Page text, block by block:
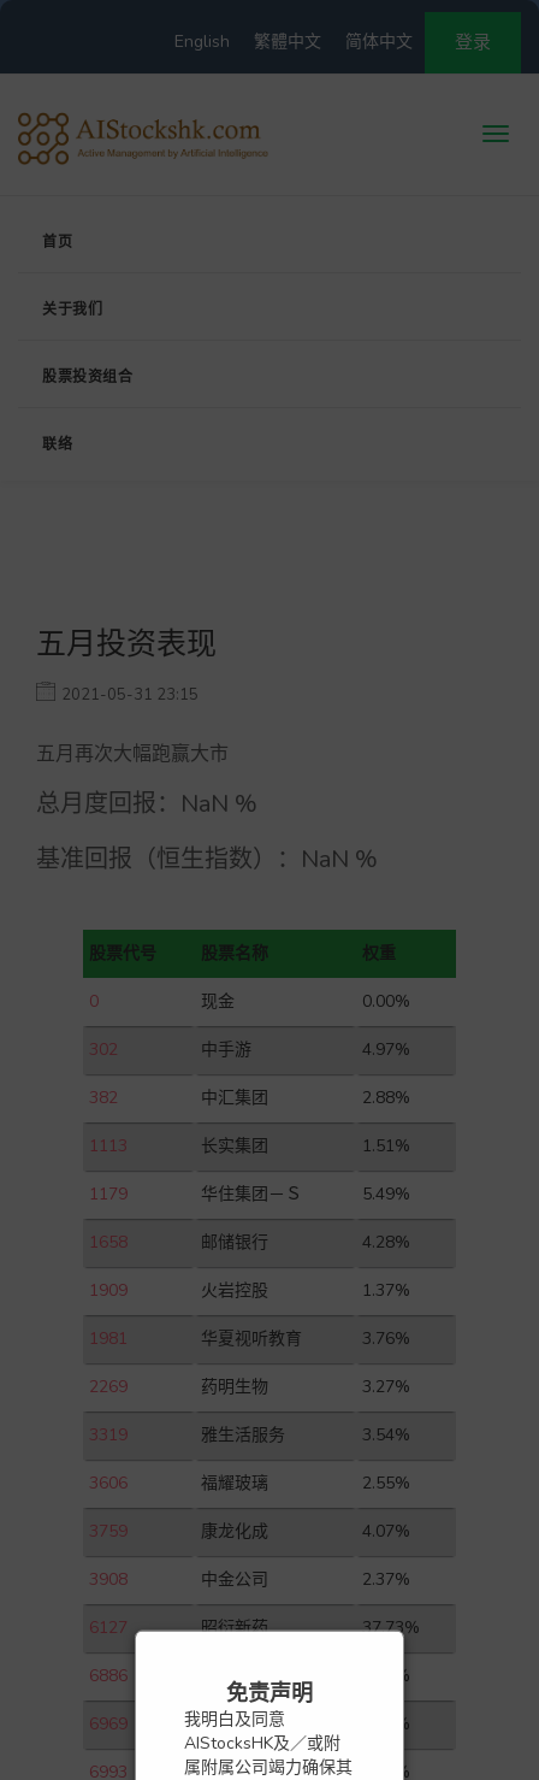
登录
简体中文
繁體中文
English
首页
关于我们
股票投资组合
联络
免责声明
我明白及同意
AIStocksHK及／或附
属附属公司竭力确保其
五月投资表现
2021-05-31 23:15
五月再次大幅跑赢大市
总月度回报： NaN %
基准回报（恒生指数）： NaN %
股票代号 股票名称 权重
0 现金 0.00%
302 中手游 4.97%
382 中汇集团 2.88%
1113 长实集团 1.51%
1179 华住集团－Ｓ 5.49%
1658 邮储银行 4.28%
1909 火岩控股 1.37%
1981 华夏视听教育 3.76%
2269 药明生物 3.27%
3319 雅生活服务 3.54%
3606 福耀玻璃 2.55%
3759 康龙化成 4.07%
3908 中金公司 2.37%
6127 昭衍新药 37.73%
6886 HTSC 2.00%
6969 思摩尔国际 3.02%
6993 蓝月亮集团 2.81%